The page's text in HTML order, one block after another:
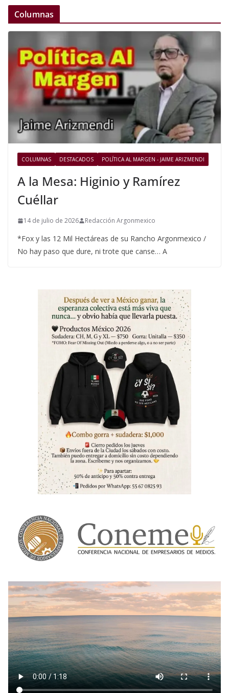
Columnas
COLUMNAS DESTACADOS POLÍTICA AL MARGEN - JAIME ARIZMENDI
A la Mesa: Higinio y Ramírez
Cuéllar
14 de julio de 2026 Redacción Argonmexico
*Fox y las 12 Mil Hectáreas de su Rancho Argonmexico /
No hay paso que dure, ni trote que canse… A